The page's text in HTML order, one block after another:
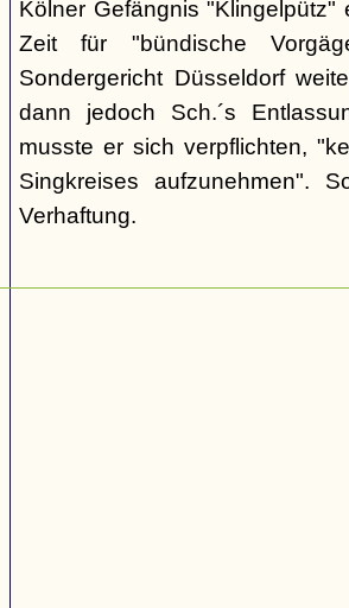
Kölner Gefängnis
Zeit für "bündische
Sondergericht Düsseldorf
dann jedoch Sch.´s
musste er sich verpflichten,
Singkreises aufzunehmen".
Verhaftung.